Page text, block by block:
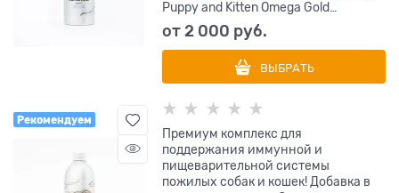
Puppy and Kitten Omega Gold
Protection System Cognitive Abilities
от2 000 руб.
ВЫБРАТЬ
Рекомендуем
Премиум комплекс для
поддержания иммунной и
пищеварительной системы
пожилых собак и кошек! Добавка в